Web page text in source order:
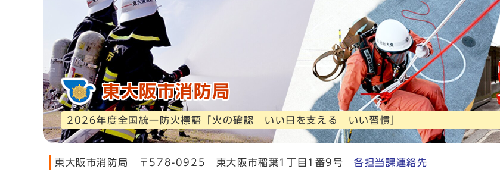
東大阪市消防局
2026年度全国統一防火標語「火の確認 いい日を支える いい習慣」
東大阪市消防局 〒578-0925 東大阪市稲葉1丁目1番9号各担当課連絡先